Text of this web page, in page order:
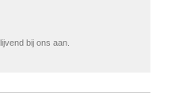
bij ons aan.